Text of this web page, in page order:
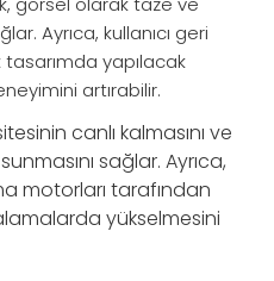
Ayrıca, kullanıcı geri
yapılacak
artırabilir.
canlı kalmasını ve
sağlar. Ayrıca,
motorları tarafından
yükselmesini